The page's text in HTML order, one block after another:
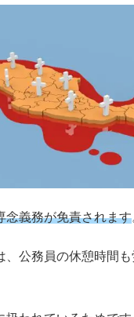
念義務が免責されます
、公務員の休憩時間